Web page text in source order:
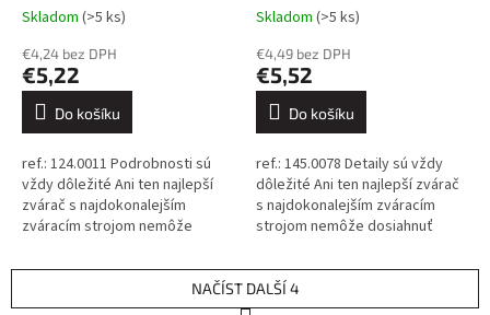
Skladom (>5 ks)
€4,24 bez DPH
€5,22
Do košíku
ref.: 124.0011 Podrobnosti sú
vždy dôležité Ani ten najlepší
zvárač s najdokonalejším
zváracím strojom nemôže
ak sa spolieha na nekvalitné...
Skladom (>5 ks)
€4,49 bez DPH
€5,52
Do košíku
ref.: 145.0078 Detaily sú vždy
dôležité Ani ten najlepší zvárač
s najdokonalejším zváracím
strojom nemôže dosiahnuť
spolieha na nekvalitné
spotrebné...
NAČÍST DALŠÍ 4